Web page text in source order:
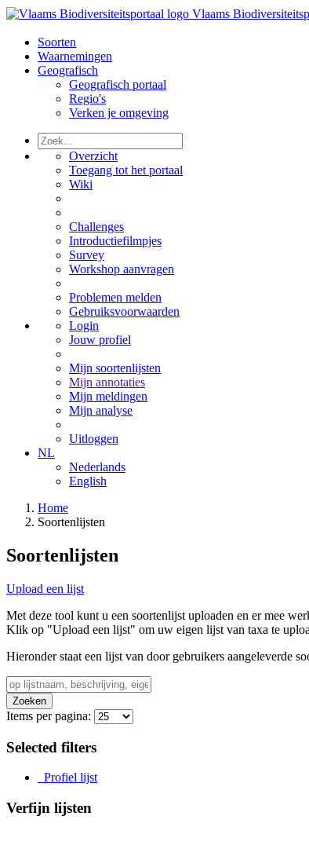
Vlaams
Soorten
Waarnemingen
Geografisch
Geografisch portaal
Regio's
Verken je omgeving
Overzicht
Toegang tot het portaal
Wiki
Challenges
Introductiefilmpjes
Survey
Workshop aanvragen
Problemen melden
Gebruiksvoorwaarden
Login
Jouw profiel
Mijn soortenlijsten
Mijn annotaties
Mijn meldingen
Mijn analyse
Uitloggen
NL
Nederlands
English
Home
Soortenlijsten
Soortenlijsten
Upload een lijst
Met deze tool kunt u een soortenlijst uploaden en er mee
Klik op "Upload een lijst" om uw eigen lijst van taxa te
Hieronder staat een lijst van door gebruikers aangeleverde
Zoeken
Items per pagina:
Selected filters
Profiel lijst
Verfijn lijsten